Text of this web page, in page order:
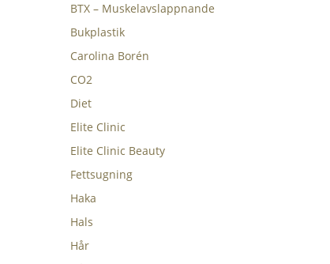
BTX – Muskelavslappnande
Bukplastik
Carolina Borén
CO2
Diet
Elite Clinic
Elite Clinic Beauty
Fettsugning
Haka
Hals
Hår